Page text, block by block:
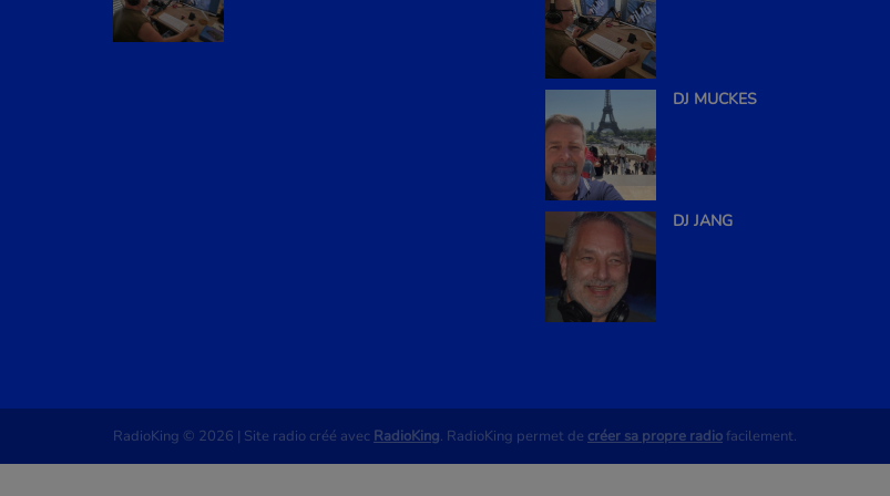
DJ MUCKES
DJ JANG
RadioKing © 2026 | Site radio créé avec RadioKing. RadioKing permet de créer sa propre radio facilement.